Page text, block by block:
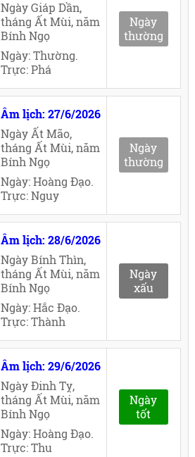
Ngày Giáp Dần,
tháng Ất Mùi, năm
Bính Ngọ
Ngày: Thường.
Trực: Phá
Ngày
thường
Âm lịch: 27/6/2026
Ngày Ất Mão,
tháng Ất Mùi, năm
Bính Ngọ
Ngày: Hoàng Đạo.
Trực: Nguy
Ngày
thường
Âm lịch: 28/6/2026
Ngày Bính Thìn,
tháng Ất Mùi, năm
Bính Ngọ
Ngày: Hắc Đạo.
Trực: Thành
Ngày
xấu
Âm lịch: 29/6/2026
Ngày Đinh Tỵ,
tháng Ất Mùi, năm
Bính Ngọ
Ngày: Hoàng Đạo.
Trực: Thu
Ngày
tốt